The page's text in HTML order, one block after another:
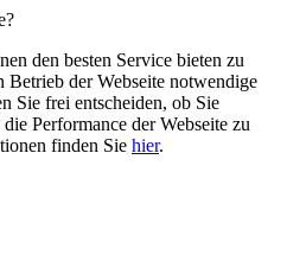
den besten Service bieten zu
der Webseite notwendige
Sie frei entscheiden, ob Sie
Performance der Webseite zu
finden Sie hier.